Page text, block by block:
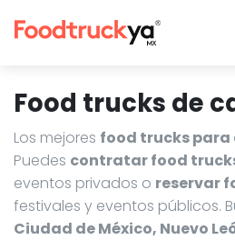
Food trucks de
Los mejores food trucks para
Puedes contratar food
eventos privados o reservar
festivales y eventos públicos.
Ciudad de México, Nuevo